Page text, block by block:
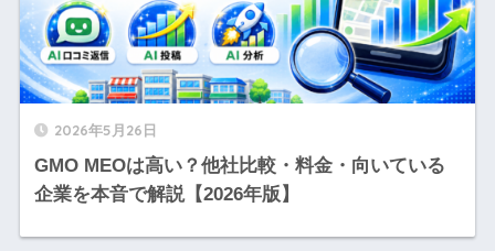
2026年5月26日
GMO MEOは高い？他社比較・料金・向いている
企業を本音で解説【2026年版】